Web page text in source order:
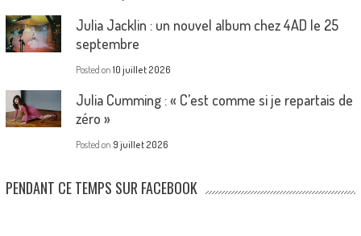
Julia Jacklin : un nouvel album chez 4AD le 25
septembre
Posted on 10 juillet 2026
Julia Cumming : « C’est comme si je repartais de
zéro »
Posted on 9 juillet 2026
PENDANT CE TEMPS SUR FACEBOOK